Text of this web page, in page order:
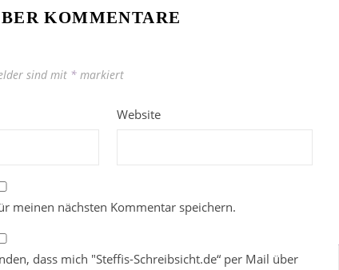
KOMMENTARE
sind mit * markiert
Website
meinen nächsten Kommentar speichern.
dass mich "Steffis-Schreibsicht.de“ per Mail über